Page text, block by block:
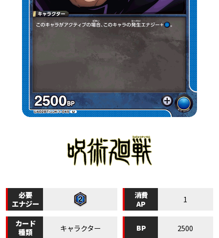
必要
エナジー
消費
AP
1
カード
種類
キャラクター BP 2500